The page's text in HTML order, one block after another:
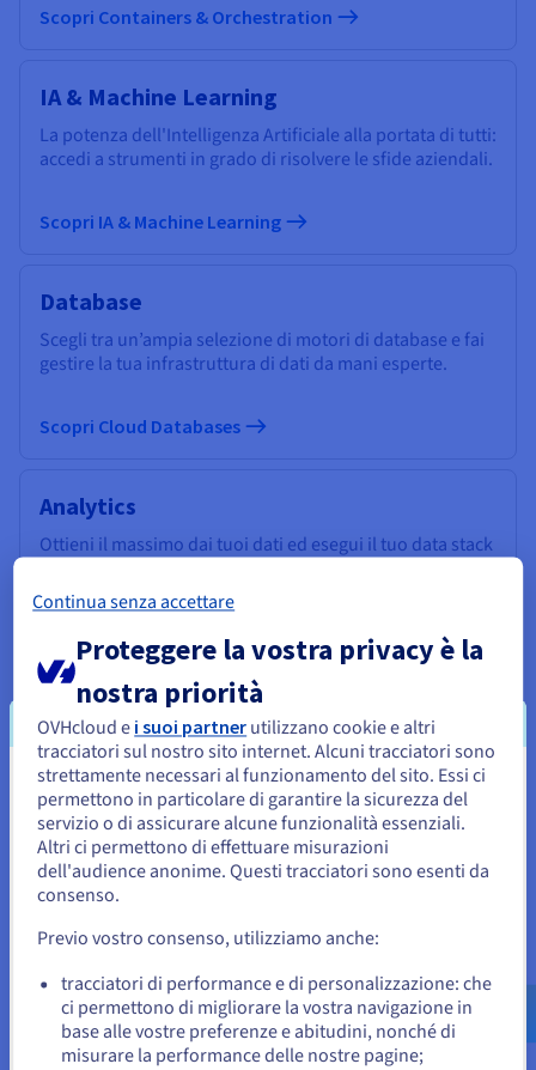
Scopri Containers & Orchestration
IA & Machine Learning
La potenza dell'Intelligenza Artificiale alla portata di tutti:
accedi a strumenti in grado di risolvere le sfide aziendali.
Scopri IA & Machine Learning
Database
Scegli tra un’ampia selezione di motori di database e fai
gestire la tua infrastruttura di dati da mani esperte.
Scopri Cloud Databases
Analytics
Ottieni il massimo dai tuoi dati ed esegui il tuo data stack
source.
Scopri Cloud Analytics
Data Platform
Realizza e sviluppa progetti di Data & Analytics in tempi
record con una soluzione completa, unificata,
collaborativa e accessibile a tutti.
Scopri Data Platform
Esplora l’informatica quantistica grazie a una
piattaforma unificata: simula, testa ed esegui algoritmi
su emulatori e QPU in tutta semplicità.
Sembra che la tua localizzazione sia
Stati Uniti
Per effettuare un ordine da Stati Uniti, è necessario accedere al
sito web del Paese e creare un account.
Vai al sito Stati Uniti
us.ovhcloud.com/
Inglese USD - $
o
Continua senza accettare
Proteggere la vostra privacy è la
nostra priorità
OVHcloud e i suoi partner utilizzano cookie e altri
tracciatori sul nostro sito internet. Alcuni tracciatori sono
strettamente necessari al funzionamento del sito. Essi ci
permettono in particolare di garantire la sicurezza del
servizio o di assicurare alcune funzionalità essenziali.
Altri ci permettono di effettuare misurazioni
dell'audience anonime. Questi tracciatori sono esenti da
consenso.
Previo vostro consenso, utilizziamo anche:
tracciatori di performance e di personalizzazione: che
ci permettono di migliorare la vostra navigazione in
base alle vostre preferenze e abitudini, nonché di
misurare la performance delle nostre pagine;